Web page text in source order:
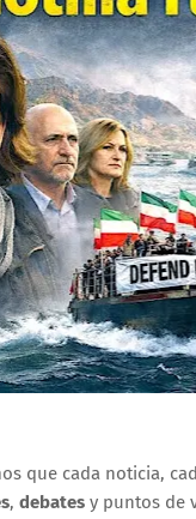
que cada noticia,
, debatesy puntos de